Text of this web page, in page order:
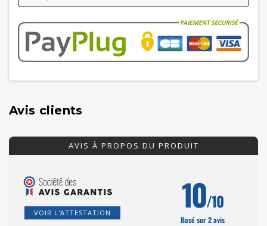
Avis clients
AVIS À PROPOS DU PRODUIT
VOIR L'ATTESTATION 10/10
Basé sur 2 avis